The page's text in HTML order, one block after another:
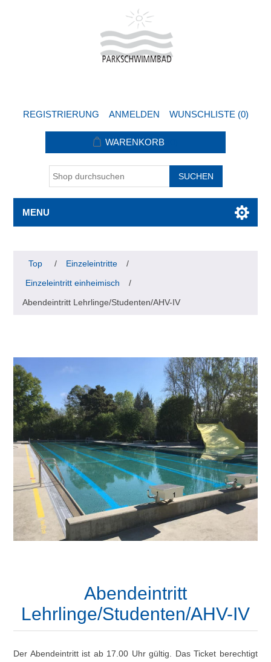
REGISTRIERUNG ANMELDEN WUNSCHLISTE (0)
WARENKORB
MENU
Top / Einzeleintritte
/
Einzeleintritt einheimisch
/
Abendeintritt Lehrlinge/Studenten/AHV-IV
Abendeintritt
Lehrlinge/Studenten/AHV-IV
Der Abendeintritt ist ab 17.00 Uhr gültig. Das Ticket berechtigt